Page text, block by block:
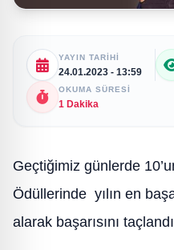
YAYIN TARIHI
24.01.2023 - 13:59
OKUMA SÜRESI
1 Dakika
Geçtiğimiz günlerde
Ödüllerinde yılın en
alarak başarısını